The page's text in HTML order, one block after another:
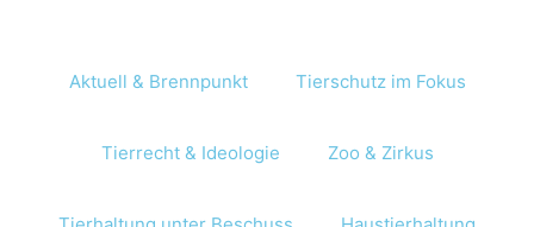
Aktuell & Brennpunkt Tierschutz im Fokus
Tierrecht & Ideologie Zoo & Zirkus